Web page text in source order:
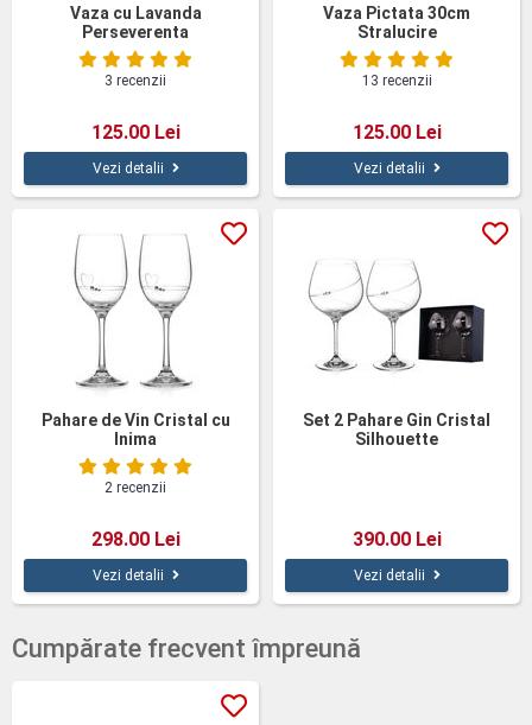
Vaza cu Lavanda
Perseverenta
3 recenzii
125.00 Lei
Vezi detalii
Vaza Pictata 30cm
Stralucire
13 recenzii
125.00 Lei
Vezi detalii
Pahare de Vin Cristal cu
Inima
2 recenzii
298.00 Lei
Vezi detalii
Set 2 Pahare Gin Cristal
Silhouette
390.00 Lei
Vezi detalii
Cumpărate frecvent împreună